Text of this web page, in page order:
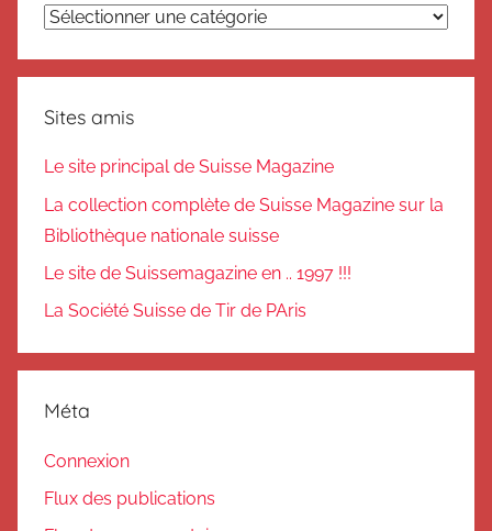
Catégories
Sites amis
Le site principal de Suisse Magazine
La collection complète de Suisse Magazine sur la
Bibliothèque nationale suisse
Le site de Suissemagazine en .. 1997 !!!
La Société Suisse de Tir de PAris
Méta
Connexion
Flux des publications